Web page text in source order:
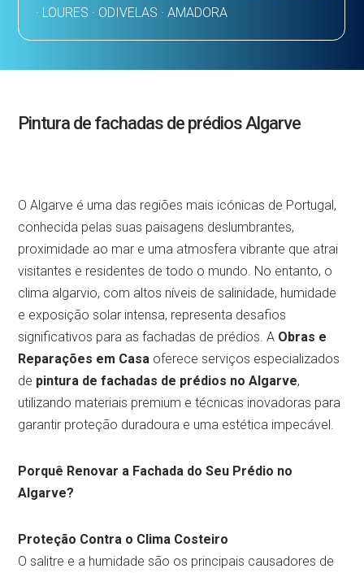
· LOURES · ODIVELAS · AMADORA
Pintura de fachadas de prédios Algarve
O Algarve é uma das regiões mais icónicas de Portugal,
conhecida pelas suas paisagens deslumbrantes,
proximidade ao mar e uma atmosfera vibrante que atrai
visitantes e residentes de todo o mundo. No entanto, o
clima algarvio, com altos níveis de salinidade, humidade
e exposição solar intensa, representa desafios
significativos para as fachadas de prédios. A Obras e
Reparações em Casa oferece serviços especializados
de pintura de fachadas de prédios no Algarve,
utilizando materiais premium e técnicas inovadoras para
garantir proteção duradoura e uma estética impecável.
Porquê Renovar a Fachada do Seu Prédio no
Algarve?
Proteção Contra o Clima Costeiro
O salitre e a humidade são os principais causadores de